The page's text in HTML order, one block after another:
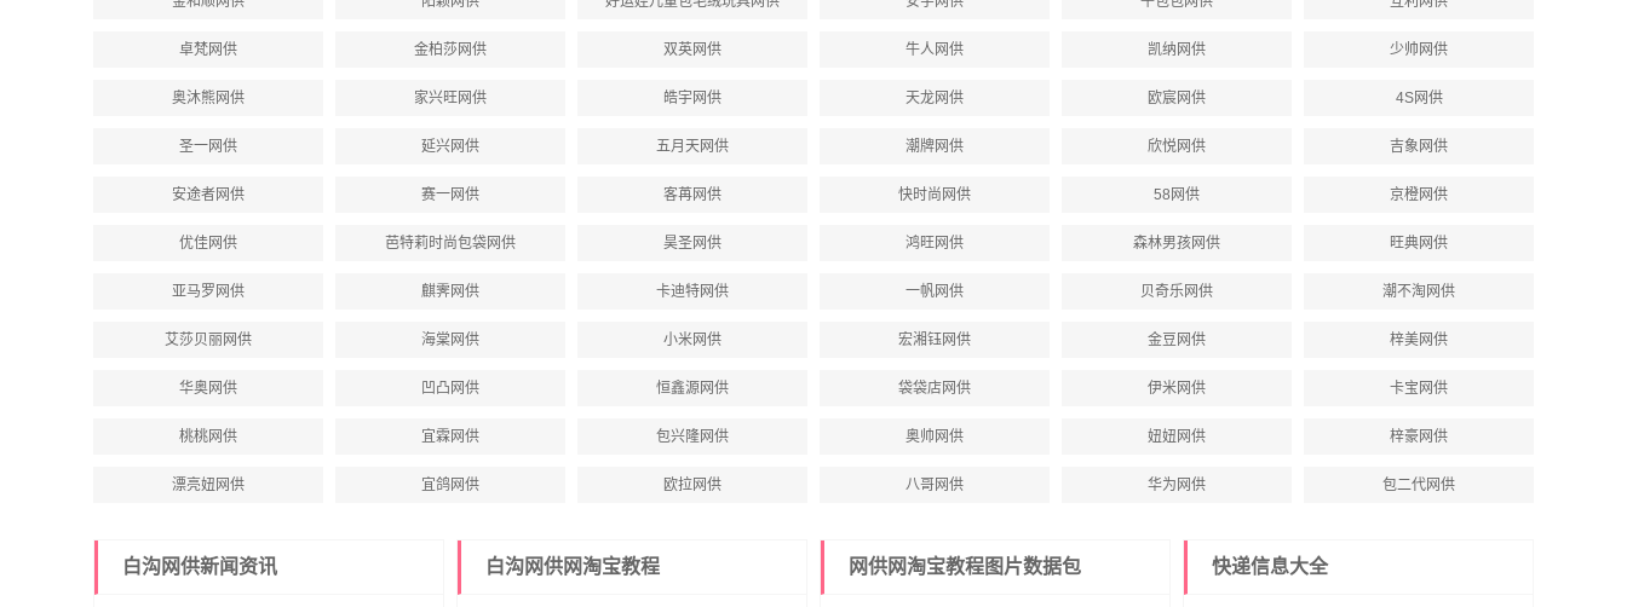
卓梵网供 金柏莎网供 双英网供 牛人网供 凯纳网供 少帅网供
奥沐熊网供 家兴旺网供 皓宇网供 天龙网供 欧宸网供 4S网供
圣一网供 延兴网供 五月天网供 潮牌网供 欣悦网供 吉象网供
安途者网供 赛一网供 客苒网供 快时尚网供 58网供 京橙网供
优佳网供 芭特莉时尚包袋网供 昊圣网供 鸿旺网供 森林男孩网供 旺典网供
亚马罗网供 麒霁网供 卡迪特网供 一帆网供 贝奇乐网供 潮不淘网供
艾莎贝丽网供 海棠网供 小米网供 宏湘钰网供 金豆网供 梓美网供
华奥网供 凹凸网供 恒鑫源网供 袋袋店网供 伊米网供 卡宝网供
桃桃网供 宜霖网供 包兴隆网供 奥帅网供 妞妞网供 梓豪网供
漂亮妞网供 宜鸽网供 欧拉网供 八哥网供 华为网供 包二代网供
白沟网供新闻资讯 白沟网供网淘宝教程 网供网淘宝教程图片数据包 快递信息大全